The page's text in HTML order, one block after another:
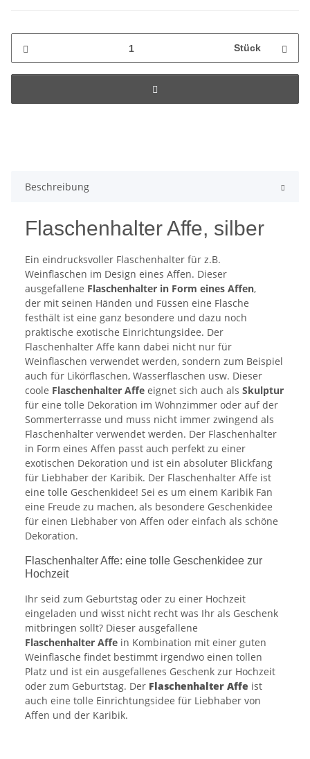
Stück
Beschreibung
Flaschenhalter Affe, silber
Ein eindrucksvoller Flaschenhalter für z.B.
Weinflaschen im Design eines Affen. Dieser
ausgefallene Flaschenhalter in Form eines Affen,
der mit seinen Händen und Füssen eine Flasche
festhält ist eine ganz besondere und dazu noch
praktische exotische Einrichtungsidee. Der
Flaschenhalter Affe kann dabei nicht nur für
Weinflaschen verwendet werden, sondern zum Beispiel
auch für Likörflaschen, Wasserflaschen usw. Dieser
coole Flaschenhalter Affe eignet sich auch als Skulptur
für eine tolle Dekoration im Wohnzimmer oder auf der
Sommerterrasse und muss nicht immer zwingend als
Flaschenhalter verwendet werden. Der Flaschenhalter
in Form eines Affen passt auch perfekt zu einer
exotischen Dekoration und ist ein absoluter Blickfang
für Liebhaber der Karibik. Der Flaschenhalter Affe ist
eine tolle Geschenkidee! Sei es um einem Karibik Fan
eine Freude zu machen, als besondere Geschenkidee
für einen Liebhaber von Affen oder einfach als schöne
Dekoration.
Flaschenhalter Affe: eine tolle Geschenkidee zur
Hochzeit
Ihr seid zum Geburtstag oder zu einer Hochzeit
eingeladen und wisst nicht recht was Ihr als Geschenk
mitbringen sollt? Dieser ausgefallene
Flaschenhalter Affe in Kombination mit einer guten
Weinflasche findet bestimmt irgendwo einen tollen
Platz und ist ein ausgefallenes Geschenk zur Hochzeit
oder zum Geburtstag. Der Flaschenhalter Affe ist
auch eine tolle Einrichtungsidee für Liebhaber von
Affen und der Karibik.